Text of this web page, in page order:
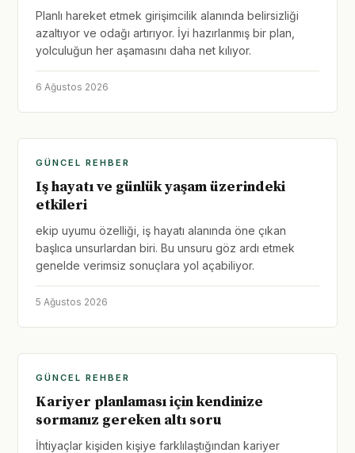
Planlı hareket etmek girişimcilik alanında belirsizliği
azaltıyor ve odağı artırıyor. İyi hazırlanmış bir plan,
yolculuğun her aşamasını daha net kılıyor.
6 Ağustos 2026
GÜNCEL REHBER
Iş hayatı ve günlük yaşam üzerindeki
etkileri
ekip uyumu özelliği, iş hayatı alanında öne çıkan
başlıca unsurlardan biri. Bu unsuru göz ardı etmek
genelde verimsiz sonuçlara yol açabiliyor.
5 Ağustos 2026
GÜNCEL REHBER
Kariyer planlaması için kendinize
sormanız gereken altı soru
İhtiyaçlar kişiden kişiye farklılaştığından kariyer